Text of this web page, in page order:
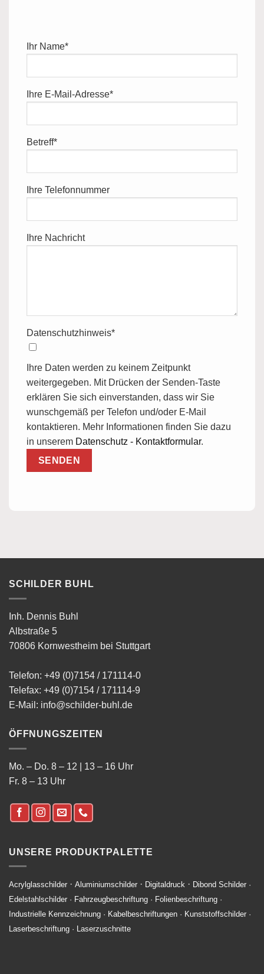
Ihr Name*
Ihre E-Mail-Adresse*
Betreff*
Ihre Telefonnummer
Ihre Nachricht
Datenschutzhinweis*
Ihre Daten werden zu keinem Zeitpunkt
weitergegeben. Mit Drücken der Senden-Taste
erklären Sie sich einverstanden, dass wir Sie
wunschgemäß per Telefon und/oder E-Mail
kontaktieren. Mehr Informationen finden Sie dazu
in unserem Datenschutz - Kontaktformular.
SCHILDER BUHL
Inh. Dennis Buhl
Albstraße 5
70806 Kornwestheim bei Stuttgart
Telefon: +49 (0)7154 / 171114-0
Telefax: +49 (0)7154 / 171114-9
E-Mail: info@schilder-buhl.de
ÖFFNUNGSZEITEN
Mo. – Do. 8 – 12 | 13 – 16 Uhr
Fr. 8 – 13 Uhr
UNSERE PRODUKTPALETTE
Acrylglasschilder · Aluminiumschilder · Digitaldruck · Dibond Schilder ·
Edelstahlschilder · Fahrzeugbeschriftung · Folienbeschriftung ·
Industrielle Kennzeichnung · Kabelbeschriftungen · Kunststoffschilder ·
Laserbeschriftung · Laserzuschnitte